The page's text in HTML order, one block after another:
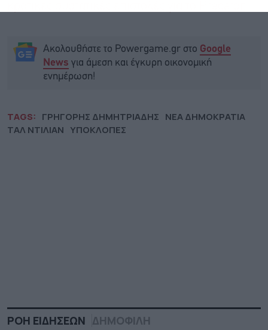
Ακολουθήστε το Powergame.gr στο Google
News για άμεση και έγκυρη οικονομική
ενημέρωση!
TAGS: ΓΡΗΓΟΡΗΣ ΔΗΜΗΤΡΙΑΔΗΣ ΝΕΑ ΔΗΜΟΚΡΑΤΙΑ
ΤΑΛ ΝΤΙΛΙΑΝ ΥΠΟΚΛΟΠΕΣ
ΡΟΗ ΕΙΔΗΣΕΩΝ ΔΗΜΟΦΙΛΗ